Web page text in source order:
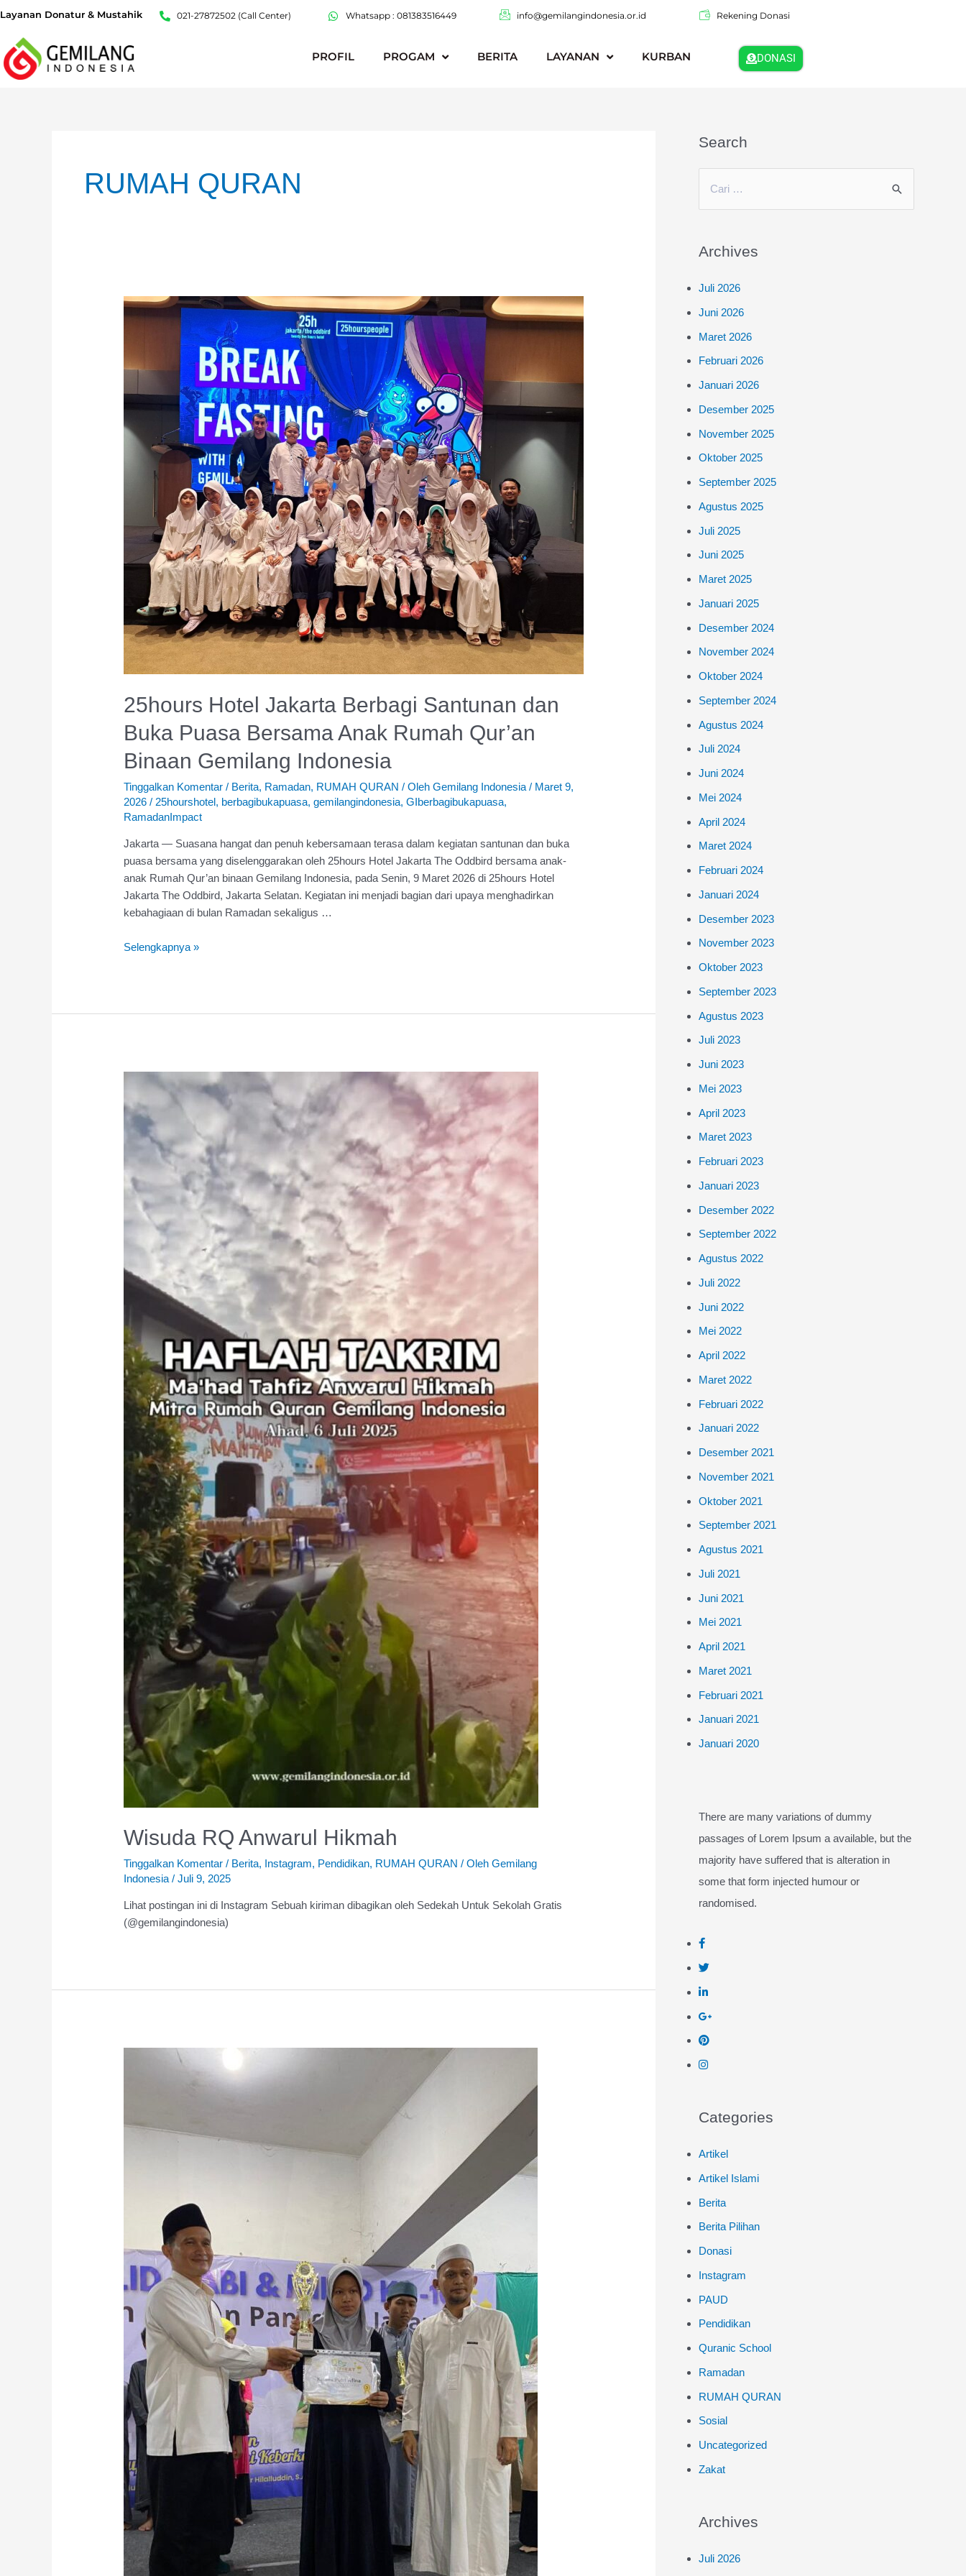
konten
Layanan Donatur & Mustahik 021-27872502 (Call Center) Whatsapp : 081383516449 info@gemilangindonesia.or.id Rekening Donasi
PROFIL PROGAM BERITA LAYANAN KURBAN DONASI
RUMAH QURAN
25hours Hotel Jakarta Berbagi Santunan dan
Buka Puasa Bersama Anak Rumah Qur’an
Binaan Gemilang Indonesia
Tinggalkan Komentar / Berita, Ramadan, RUMAH QURAN / OlehGemilang Indonesia/ Maret 9,
2026/ 25hourshotel, berbagibukapuasa,gemilangindonesia,GIberbagibukapuasa,
RamadanImpact
Jakarta — Suasana hangat dan penuh kebersamaan terasa dalam kegiatan santunan dan buka
puasa bersama yang diselenggarakan oleh 25hours Hotel Jakarta The Oddbird bersama anak-
anak Rumah Qur’an binaan Gemilang Indonesia, pada Senin, 9 Maret 2026 di 25hours Hotel
Jakarta The Oddbird, Jakarta Selatan. Kegiatan ini menjadi bagian dari upaya menghadirkan
kebahagiaan di bulan Ramadan sekaligus …
25hours
Hotel
Santunan
Buka
Puasa
Bersama
Rumah
Binaan
Gemilang
Indonesia
Selengkapnya »
Wisuda RQ Anwarul Hikmah
Tinggalkan Komentar / Berita, Instagram, Pendidikan, RUMAH QURAN / OlehGemilang
Indonesia/Juli 9, 2025
Lihat postingan ini di Instagram Sebuah kiriman dibagikan oleh Sedekah Untuk Sekolah Gratis
(@gemilangindonesia)
Hikmah
Search
a
i
u
k
:
Archives
Juli 2026
Juni 2026
Maret 2026
Februari 2026
Januari 2026
Desember 2025
November 2025
Oktober 2025
September 2025
Agustus 2025
Juli 2025
Juni 2025
Maret 2025
Januari 2025
Desember 2024
November 2024
Oktober 2024
September 2024
Agustus 2024
Juli 2024
Juni 2024
Mei 2024
April 2024
Maret 2024
Februari 2024
Januari 2024
Desember 2023
November 2023
Oktober 2023
September 2023
Agustus 2023
Juli 2023
Juni 2023
Mei 2023
April 2023
Maret 2023
Februari 2023
Januari 2023
Desember 2022
September 2022
Agustus 2022
Juli 2022
Juni 2022
Mei 2022
April 2022
Maret 2022
Februari 2022
Januari 2022
Desember 2021
November 2021
Oktober 2021
September 2021
Agustus 2021
Juli 2021
Juni 2021
Mei 2021
April 2021
Maret 2021
Februari 2021
Januari 2021
Januari 2020
There are many variations of dummy
passages of Lorem Ipsum a available, but the
majority have suffered that is alteration in
some that form injected humour or
randomised.
Categories
Artikel
Artikel Islami
Berita
Berita Pilihan
Donasi
Instagram
PAUD
Pendidikan
Quranic School
Ramadan
RUMAH QURAN
Sosial
Uncategorized
Zakat
Archives
Juli 2026